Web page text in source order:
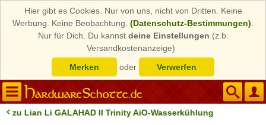
Hier gibt es Cookies. Nur von uns, nicht von Dritten. Keine
Werbung. Keine Beobachtung. (Datenschutz-Bestimmungen)
Nur für Dich. Du kannst deine Einstellungen (z.b.
Versandkostenanzeige)
Merken
oder Verwerfen
zu Lian Li GALAHAD II Trinity AiO-Wasserkühlung